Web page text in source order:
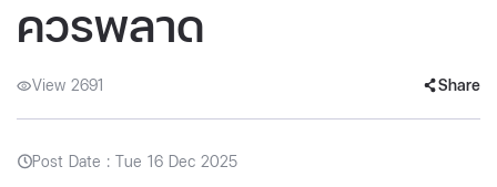
ควรพลาด
View 2691 Share
Post Date : Tue 16 Dec 2025